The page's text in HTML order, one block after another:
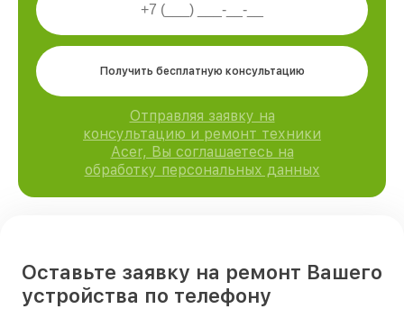
Получить бесплатную консультацию
Отправляя заявку на
консультацию и ремонт техники
Acer, Вы соглашаетесь на
обработку персональных данных
Оставьте заявку на ремонт Вашего
устройства по телефону